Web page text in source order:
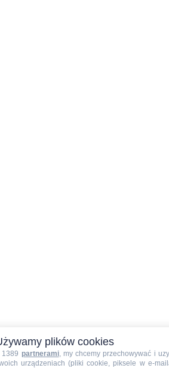
plików cookies
1389 partnerami, my chcemy przechowywać i
urządzeniach (pliki cookie, piksele w e-